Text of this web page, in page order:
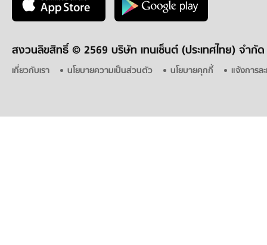
สงวนลิขสิทธิ์ © 2569 บริษัท เทนเซ็นต์ (ประเทศไทย) จำกัด
เกี่ยวกับเรา นโยบายความเป็นส่วนตัว นโยบายคุกกี้ แจ้งการล